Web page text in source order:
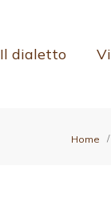
Il dialetto
Home